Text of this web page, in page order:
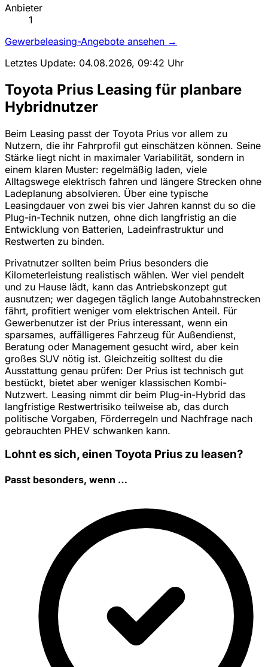
Anbieter
1
Gewerbeleasing-Angebote ansehen →
Letztes Update: 04.08.2026, 09:42 Uhr
Toyota Prius Leasing für planbare
Hybridnutzer
Beim Leasing passt der Toyota Prius vor allem zu
Nutzern, die ihr Fahrprofil gut einschätzen können. Seine
Stärke liegt nicht in maximaler Variabilität, sondern in
einem klaren Muster: regelmäßig laden, viele
Alltagswege elektrisch fahren und längere Strecken ohne
Ladeplanung absolvieren. Über eine typische
Leasingdauer von zwei bis vier Jahren kannst du so die
Plug-in-Technik nutzen, ohne dich langfristig an die
Entwicklung von Batterien, Ladeinfrastruktur und
Restwerten zu binden.
Privatnutzer sollten beim Prius besonders die
Kilometerleistung realistisch wählen. Wer viel pendelt
und zu Hause lädt, kann das Antriebskonzept gut
ausnutzen; wer dagegen täglich lange Autobahnstrecken
fährt, profitiert weniger vom elektrischen Anteil. Für
Gewerbenutzer ist der Prius interessant, wenn ein
sparsames, auffälligeres Fahrzeug für Außendienst,
Beratung oder Management gesucht wird, aber kein
großes SUV nötig ist. Gleichzeitig solltest du die
Ausstattung genau prüfen: Der Prius ist technisch gut
bestückt, bietet aber weniger klassischen Kombi-
Nutzwert. Leasing nimmt dir beim Plug-in-Hybrid das
langfristige Restwertrisiko teilweise ab, das durch
politische Vorgaben, Förderregeln und Nachfrage nach
gebrauchten PHEV schwanken kann.
Lohnt es sich, einen Toyota Prius zu leasen?
Passt besonders, wenn …